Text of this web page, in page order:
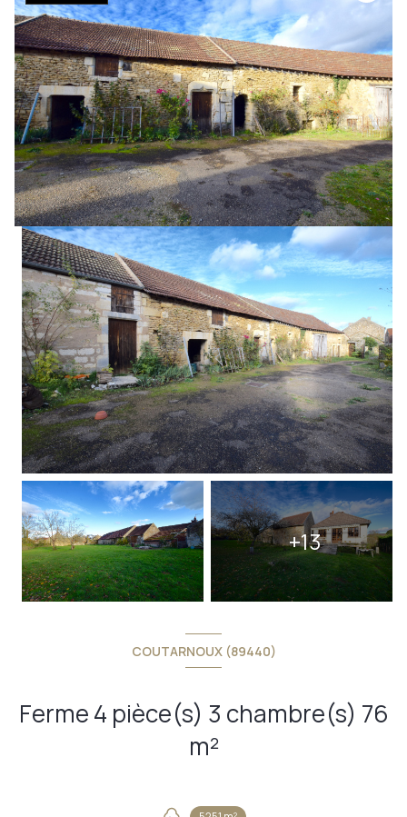
+13
COUTARNOUX (89440)
Ferme 4 pièce(s) 3 chambre(s) 76
m²